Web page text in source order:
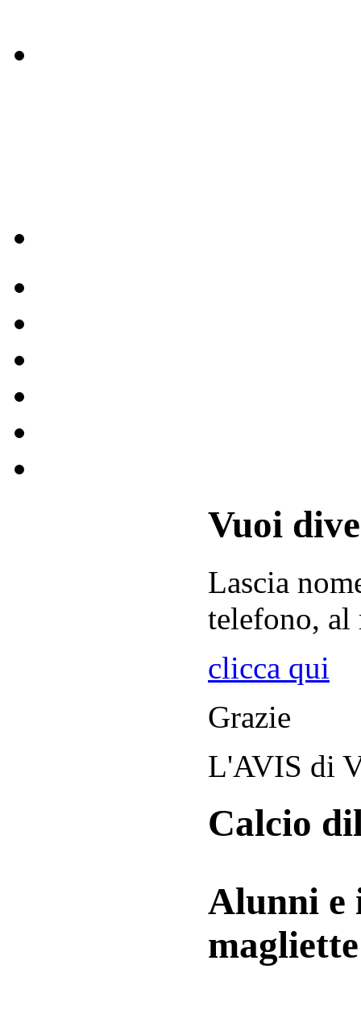
Vuoi
Lascia
telefono, al
clicca qui
Grazie
L'AVIS di
Calcio
Alunni e